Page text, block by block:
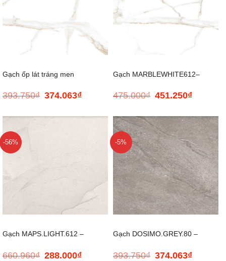
Gạch ốp lát tráng men
393.750₫ Giá
là:
374.063₫Giá
tại
374.063₫.
Gạch MARBLEWHITE612–
475.000₫ Giá
là:
475.000₫.
451.250₫Giá
tại
là:
451.250₫.
-56%
Gạch MAPS.LIGHT.612 –
660.960₫ Giá
288.000₫Giá
-5%
Gạch DOSIMO.GREY.80 –
393.750₫ Giá
374.063₫Giá